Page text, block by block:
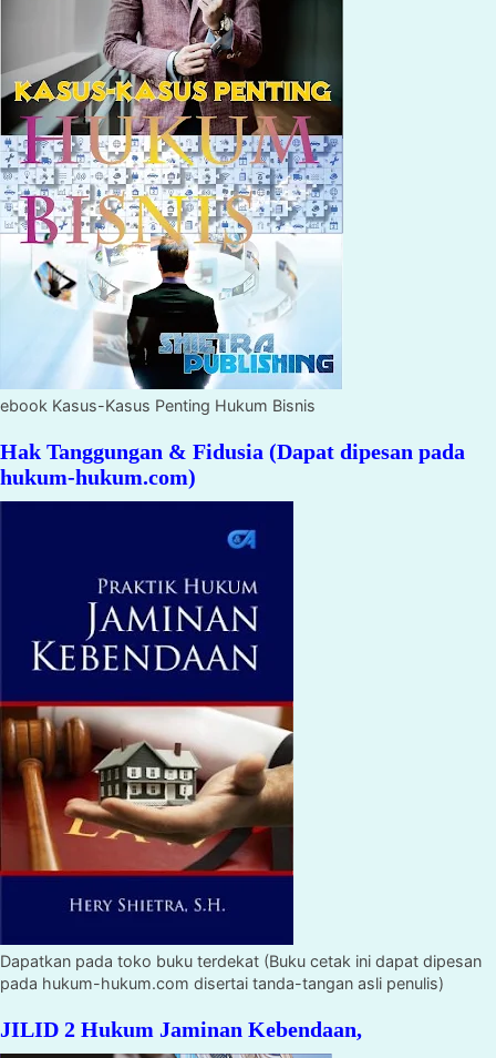
ebook Kasus-Kasus Penting Hukum Bisnis
Hak Tanggungan & Fidusia (Dapat dipesan pada
hukum-hukum.com)
Dapatkan pada toko buku terdekat (Buku cetak ini dapat dipesan
pada hukum-hukum.com disertai tanda-tangan asli penulis)
JILID 2 Hukum Jaminan Kebendaan,